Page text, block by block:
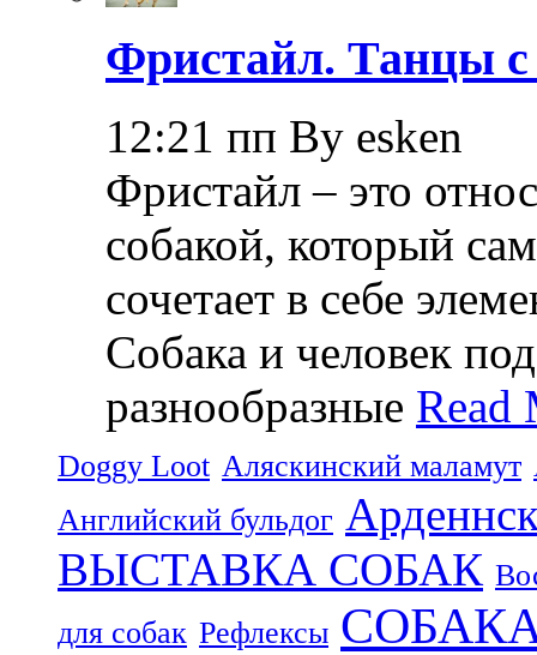
Фристайл. Танцы с
12:21 пп By esken
Фристайл – это
собакой, который
сочетает в себе
Собака и человек
разнообразные Read
Doggy Loot Аляскинский маламут
Английский бульдог
ВЫСТАВКА СОБАК
для собак Рефлексы